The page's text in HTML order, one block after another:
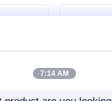
comune
7:14 AM